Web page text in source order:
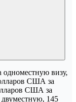
визу,
США за
США за
145